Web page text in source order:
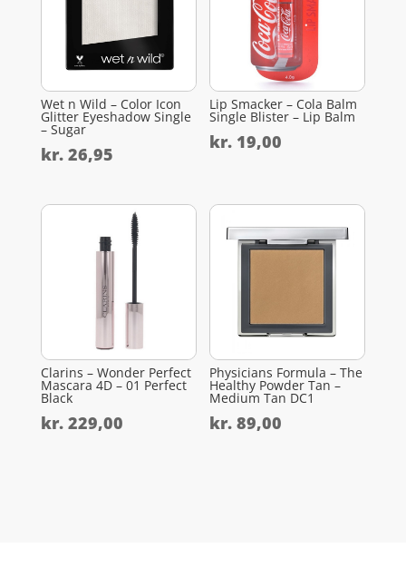
Wet n Wild – Color Icon
Glitter Eyeshadow Single
– Sugar
kr.26,95
Lip Smacker – Cola Balm
Single Blister – Lip Balm
kr. 19,00
Clarins – Wonder Perfect
Mascara 4D – 01 Perfect
Black
kr.229,00
Physicians Formula – The
Healthy Powder Tan –
Medium Tan DC1
kr. 89,00